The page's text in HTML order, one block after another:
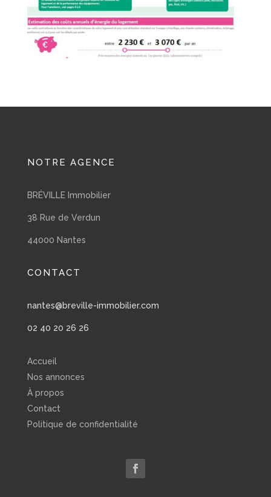
NOTRE AGENCE
BRÉVILLE Immobilier
38 Rue de Verdun
44000 Nantes
CONTACT
nantes@breville-immobilier.com
02 40 20 26 26
Accueil
Nos annonces
À propos
Contact
Politique de confidentialité